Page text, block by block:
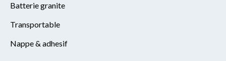
Batterie granite
Transportable
Nappe & adhesif